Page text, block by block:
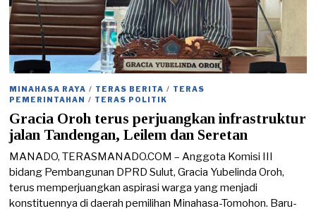
MINAHASA RAYA / TERAS BERITA / TERAS
PEMERINTAHAN / TERAS POLITIK
Gracia Oroh terus perjuangkan infrastruktur
jalan Tandengan, Leilem dan Seretan
MANADO, TERASMANADO.COM – Anggota Komisi III
bidang Pembangunan DPRD Sulut, Gracia Yubelinda Oroh,
terus memperjuangkan aspirasi warga yang menjadi
konstituennya di daerah pemilihan Minahasa-Tomohon. Baru-